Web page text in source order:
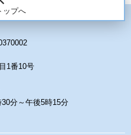
ップへ
1番10号
分～午後5時15分